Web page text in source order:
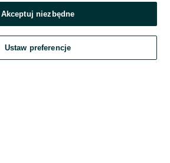
Zaloguj się
jednego z dostawców wskazanych powyżej,
OLX.pl w jego aktualnym brzmieniu.
Akceptuj niezbędne
Ustaw preferencje